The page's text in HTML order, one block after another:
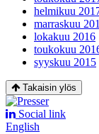
helmikuu
marraskuu
lokakuu 2016
toukokuu
syyskuu 2015
Takaisin ylös
Social link
English